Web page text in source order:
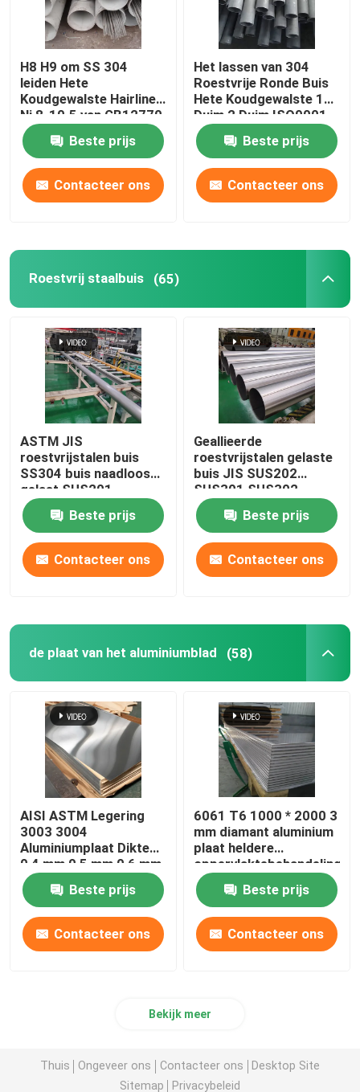
H8 H9 om SS 304
leiden Hete
Koudgewalste Hairline
Ni 8-10.5 van GB12770
door buizen
Beste prijs
Contacteer ons
Het lassen van 304
Roestvrije Ronde Buis
Hete Koudgewalste 1
Duim 2 Duim ISO9001
JIS
Beste prijs
Contacteer ons
Roestvrij staalbuis (65)
ASTM JIS
roestvrijstalen buis
SS304 buis naadloos
gelast SUS201
SUS304L TP316
Beste prijs
Contacteer ons
Geallieerde
roestvrijstalen gelaste
buis JIS SUS202
SUS301 SUS302
SCH40 naadloos helder
Beste prijs
Contacteer ons
de plaat van het aluminiumblad (58)
AISI ASTM Legering
3003 3004
Aluminiumplaat Dikte
0,4 mm 0,5 mm 0,6 mm
Beste prijs
Contacteer ons
6061 T6 1000 * 2000 3
mm diamant aluminium
plaat heldere
oppervlaktebehandeling
Beste prijs
Contacteer ons
Bekijk meer
Thuis Ongeveer ons Contacteer ons
Desktop Site
Sitemap
Privacybeleid